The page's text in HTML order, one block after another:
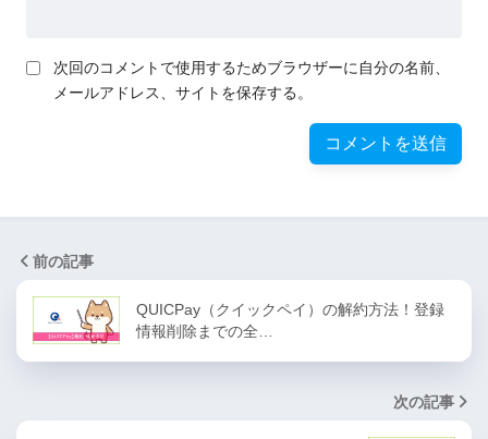
次回のコメントで使用するためブラウザーに自分の名前、
メールアドレス、サイトを保存する。
前の記事
QUICPay（クイックペイ）の解約方法！登録
情報削除までの全…
次の記事